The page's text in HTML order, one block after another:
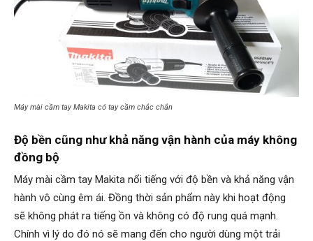
Máy mài cầm tay Makita có tay cầm chắc chắn
Độ bền cũng như khả năng vận hành của máy không
đồng bộ
Máy mài cầm tay Makita nổi tiếng với độ bền và khả năng vận
hành vô cùng êm ái. Đồng thời sản phẩm này khi hoạt động
sẽ không phát ra tiếng ồn và không có độ rung quá mạnh.
Chính vì lý do đó nó sẽ mang đến cho người dùng một trải